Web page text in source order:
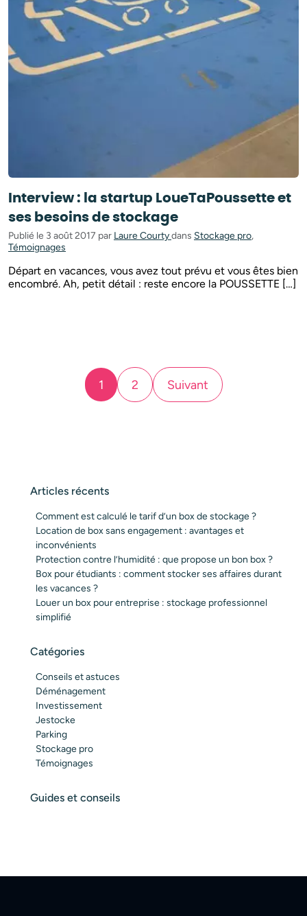
Interview : la startup LoueTaPoussette et
ses besoins de stockage
Publié le 3 août 2017 par Laure Courtydans Stockage pro,
Témoignages
Départ en vacances, vous avez tout prévu et vous êtes bien
encombré. Ah, petit détail : reste encore la POUSSETTE […]
Pagination
des
1 2 Suivant
Articles récents
Comment est calculé le tarif d’un box de stockage ?
Location de box sans engagement : avantages et
inconvénients
Protection contre l’humidité : que propose un bon box ?
Box pour étudiants : comment stocker ses affaires durant
les vacances ?
Louer un box pour entreprise : stockage professionnel
simplifié
Catégories
Conseils et astuces
Déménagement
Investissement
Jestocke
Parking
Stockage pro
Témoignages
Guides et conseils